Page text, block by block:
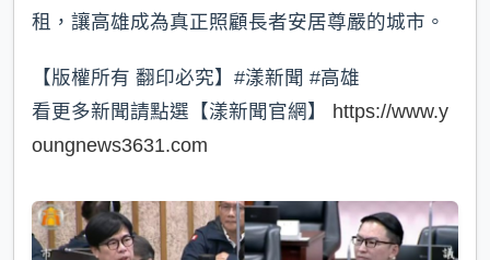
租，讓高雄成為真正照顧長者安居尊嚴的城市。
【版權所有 翻印必究】#漾新聞 #高雄
看更多新聞請點選【漾新聞官網】 https://www.y
oungnews3631.com